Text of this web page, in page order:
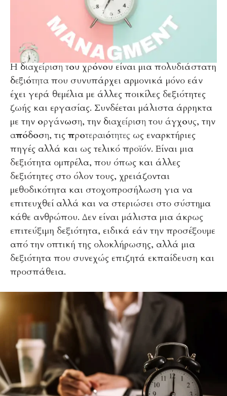
Ηδιαχείριση του χρόνουείναι μια πολυδιάστατη
δεξιότητα που συνυπάρχει αρμονικά μόνο εάν
έχει γερά θεμέλια με άλλες ποικίλες δεξιότητες
ζωής και εργασίας. Συνδέεται μάλιστα άρρηκτα
με την οργάνωση, την διαχείριση του άγχους, την
απόδοση, τις προτεραιότητες ως εναρκτήριες
πηγές αλλά και ως τελικό προϊόν. Είναι μια
δεξιότητα ομπρέλα, που όπως και άλλες
δεξιότητες στο όλον τους, χρειάζονται
μεθοδικότητα και στοχοπροσήλωση για να
επιτευχθεί αλλά και να στεριώσει στο σύστημα
κάθε ανθρώπου. Δεν είναι μάλιστα μια άκρως
επιτεύξιμη δεξιότητα, ειδικά εάν την προσέξουμε
από την οπτική της ολοκλήρωσης, αλλά μια
δεξιότητα που συνεχώς επιζητά εκπαίδευση και
προσπάθεια.